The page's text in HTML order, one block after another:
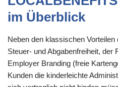
im Überblick
Neben den klassischen Vorteilen
Steuer- und Abgabenfreiheit,
Employer Branding (freie
Kunden die kinderleichte